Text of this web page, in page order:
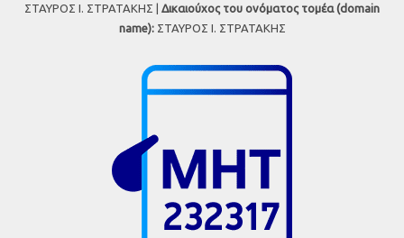
ΣΤΑΥΡΟΣ Ι. ΣΤΡΑΤΑΚΗΣ | Δικαιούχος του ονόματος τομέα (domain
name):ΣΤΑΥΡΟΣ Ι. ΣΤΡΑΤΑΚΗΣ